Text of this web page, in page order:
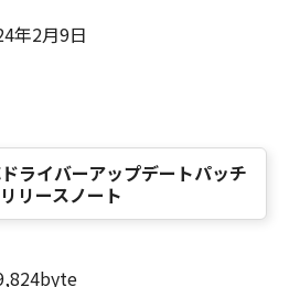
年2月9日
ライバーアップデートパッチ
リリースノート